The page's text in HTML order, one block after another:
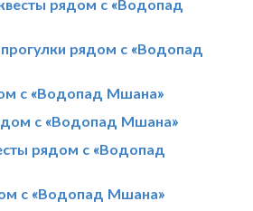
рядом с «Водопад
рядом с «Водопад
с «Водопад Мшана»
с «Водопад Мшана»
рядом с «Водопад
с «Водопад Мшана»